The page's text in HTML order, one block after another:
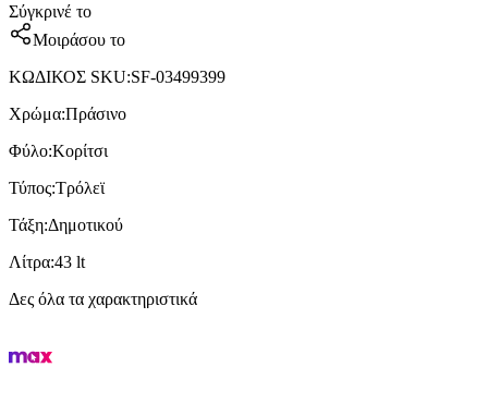
Σύγκρινέ το
Μοιράσου το
ΚΩΔΙΚΟΣ SKU:SF-03499399
Χρώμα:Πράσινο
Φύλο:Κορίτσι
Τύπος:Τρόλεϊ
Τάξη:Δημοτικού
Λίτρα:43 lt
Δες όλα τα χαρακτηριστικά